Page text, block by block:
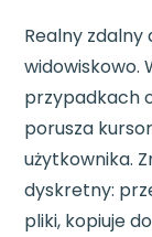
Realny
widowiskowo.
przypadkach
porusza
użytkownika.
dyskretny:
pliki, kopiuje